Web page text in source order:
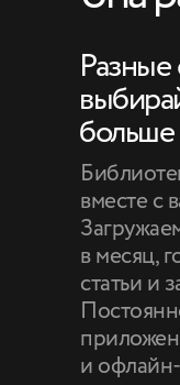
вместе с
в месяц,
статьи и
и